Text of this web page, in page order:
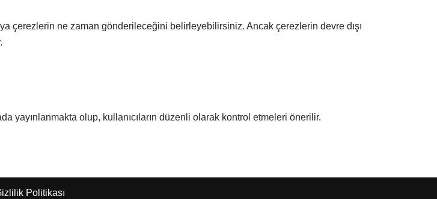
çerezlerin ne zaman gönderileceğini belirleyebilirsiniz. Ancak çerezlerin devre dışı
yayınlanmakta olup, kullanıcıların düzenli olarak kontrol etmeleri önerilir.
Politikası